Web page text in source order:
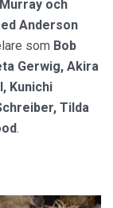
och
Anderson
som Bob
Gerwig, Akira
Kunichi
Tilda
.